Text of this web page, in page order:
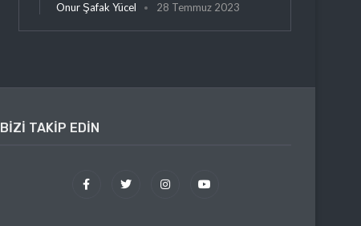
Onur Şafak Yücel 28 Temmuz 2023
BIZI TAKIP EDIN